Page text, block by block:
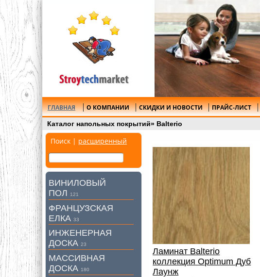
ГЛАВНАЯ О КОМПАНИИ СКИДКИ И НОВОСТИ ПРАЙС-ЛИСТ
Каталог напольных покрытий» Balterio
Ламинат Balterio
коллекция Optimum Дуб
Лаунж
Поиск | расширенный
ВИНИЛОВЫЙ
ПОЛ
121
ФРАНЦУЗСКАЯ
ЕЛКА 33
ИНЖЕНЕРНАЯ
ДОСКА 23
МАССИВНАЯ
ДОСКА 180